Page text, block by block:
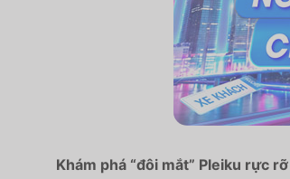
Khám phá “đôi mắt” Pleiku rực